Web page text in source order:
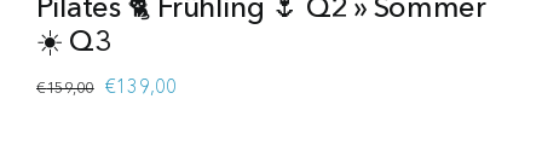
☀️ Q3
€159,00 Ursprünglicher
€139,00